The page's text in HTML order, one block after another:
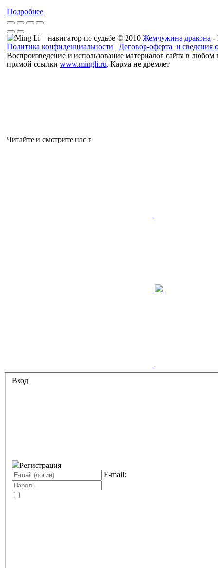
Подробнее
© 2010 Жемчужина дракона -
Политика конфиденциальности | Договор-оферта и сведения
Воспроизведение и использование материалов сайта в
прямой ссылки www.mingli.ru. Карма не дремлет
Читайте и смотрите нас в
Вход
Регистрация
E-mail: